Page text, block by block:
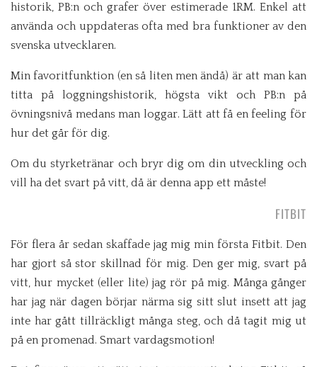
historik, PB:n och grafer över estimerade 1RM. Enkel att
använda och uppdateras ofta med bra funktioner av den
svenska utvecklaren.
Min favoritfunktion (en så liten men ändå) är att man kan
titta på loggningshistorik, högsta vikt och PB:n på
övningsnivå medans man loggar. Lätt att få en feeling för
hur det går för dig.
Om du styrketränar och bryr dig om din utveckling och
vill ha det svart på vitt, då är denna app ett måste!
FITBIT
För flera år sedan skaffade jag mig min första Fitbit. Den
har gjort så stor skillnad för mig. Den ger mig, svart på
vitt, hur mycket (eller lite) jag rör på mig. Många gånger
har jag när dagen börjar närma sig sitt slut insett att jag
inte har gått tillräckligt många steg, och då tagit mig ut
på en promenad. Smart vardagsmotion!